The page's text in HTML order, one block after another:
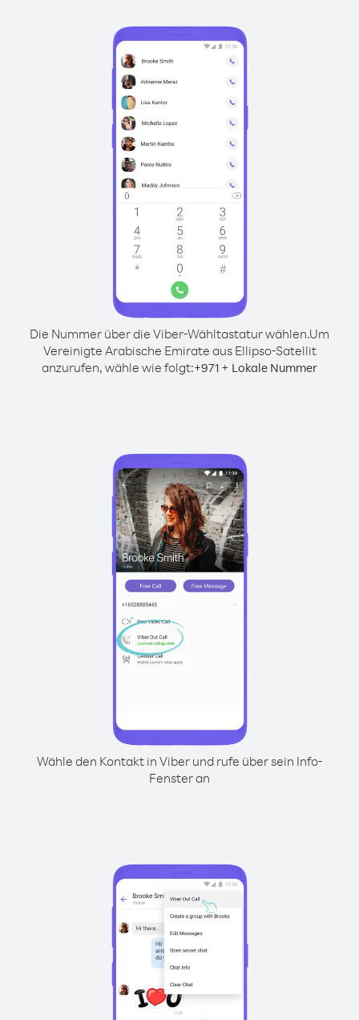
Die Nummer über die Viber-Wähltastatur wählen.Um
Vereinigte Arabische Emirate aus Ellipso-Satellit
anzurufen, wähle wie folgt:+971 + Lokale Nummer
Wähle den Kontakt in Viber und rufe über sein Info-
Fenster an